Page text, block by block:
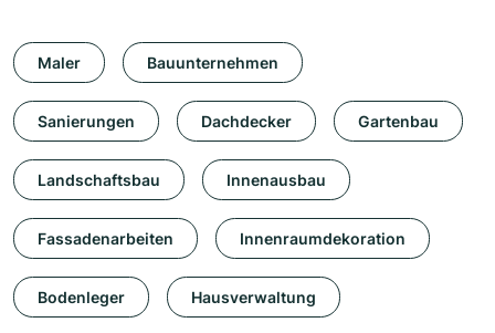
Maler Bauunternehmen
Sanierungen Dachdecker Gartenbau
Landschaftsbau Innenausbau
Fassadenarbeiten Innenraumdekoration
Bodenleger Hausverwaltung